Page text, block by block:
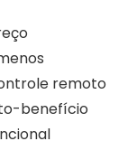
remoto
benefício